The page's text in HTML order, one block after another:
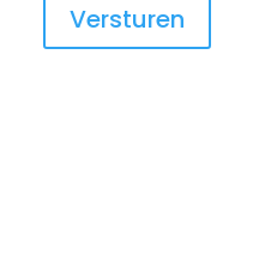
Versturen